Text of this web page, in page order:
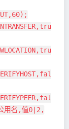
用名,值0|2,